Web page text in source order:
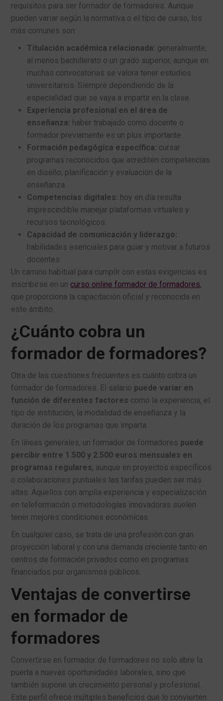
requisitos para ser formador de formadores. Aunque
pueden variar según la normativa o el tipo de curso, los
más comunes son:
Titulación académica relacionada: generalmente,
al menos bachillerato o un grado superior, aunque en
muchas convocatorias se valora tener estudios
universitarios. Siempre dependiendo de la
especialidad que se vaya a impartir en la clase.
Experiencia profesional en el área de
enseñanza: haber trabajado como docente o
formador previamente es un plus importante.
Formación pedagógica específica: cursar
programas reconocidos que acrediten competencias
en diseño, planificación y evaluación de la
enseñanza.
Competencias digitales: hoy en día resulta
imprescindible manejar plataformas virtuales y
recursos tecnológicos.
Capacidad de comunicación y liderazgo:
habilidades esenciales para guiar y motivar a futuros
docentes.
Un camino habitual para cumplir con estas exigencias es
inscribirse en un curso online formador de formadores,
que proporciona la capacitación oficial y reconocida en
este ámbito.
¿Cuánto cobra un
formador de formadores?
Otra de las cuestiones frecuentes es cuánto cobra un
formador de formadores. El salario puede variar en
función de diferentes factores como la experiencia, el
tipo de institución, la modalidad de enseñanza y la
duración de los programas que imparta.
En líneas generales, un formador de formadores puede
percibir entre 1.500 y 2.500 euros mensuales en
programas regulares, aunque en proyectos específicos
o colaboraciones puntuales las tarifas pueden ser más
altas. Aquellos con amplia experiencia y especialización
en teleformación o metodologías innovadoras suelen
tener mejores condiciones económicas.
En cualquier caso, se trata de una profesión con gran
proyección laboral y con una demanda creciente tanto en
centros de formación privados como en programas
financiados por organismos públicos.
Ventajas de convertirse
en formador de
formadores
Convertirse en formador de formadores no solo abre la
puerta a nuevas oportunidades laborales, sino que
también supone un crecimiento personal y profesional.
Este perfil ofrece múltiples beneficios que lo convierten